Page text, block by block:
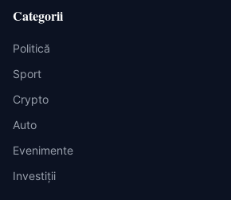
Categorii
Politică
Sport
Crypto
Auto
Evenimente
Investiții